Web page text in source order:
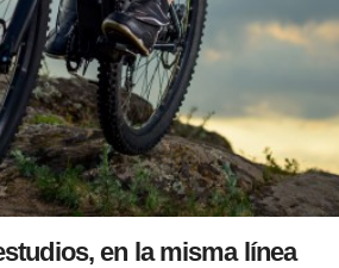
en la misma línea